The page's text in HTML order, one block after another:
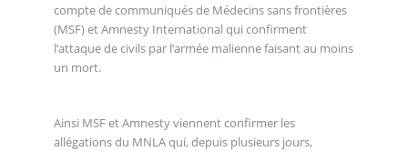
compte de communiqués de Médecins sans frontières
(MSF) et Amnesty International qui confirment
l’attaque de civils par l’armée malienne faisant au moins
un mort.
Ainsi MSF et Amnesty viennent confirmer les
allégations du MNLA qui, depuis plusieurs jours,